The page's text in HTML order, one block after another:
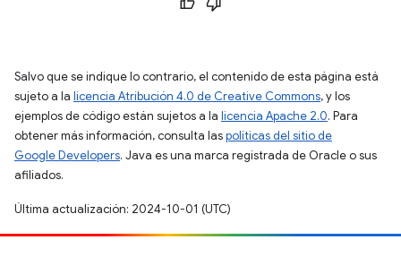
Salvo que se indique lo contrario, el contenido de esta página está
sujeto a la licencia Atribución 4.0 de Creative Commons, y los
ejemplos de código están sujetos a la licencia Apache 2.0. Para
obtener más información, consulta laspolíticas del sitio de
Google Developers. Java es una marca registrada de Oracle o sus
afiliados.
Última actualización: 2024-10-01 (UTC)